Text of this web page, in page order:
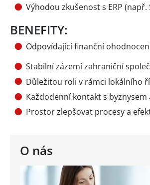
O nás
Výhodou zkušenost s ERP (např.
BENEFITY:
Odpovídající finanční
Stabilní zázemí zahraniční
Důležitou roli v rámci lokálního
Každodenní kontakt s byznysem
Prostor zlepšovat procesy a